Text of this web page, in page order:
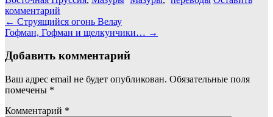
комментарий
Навигация
по
записям
← Струящийся огонь Велау
Гофман, Гофман и щелкунчики… →
Добавить комментарий
Ваш адрес email не будет опубликован. Обязательные поля
помечены *
Комментарий *